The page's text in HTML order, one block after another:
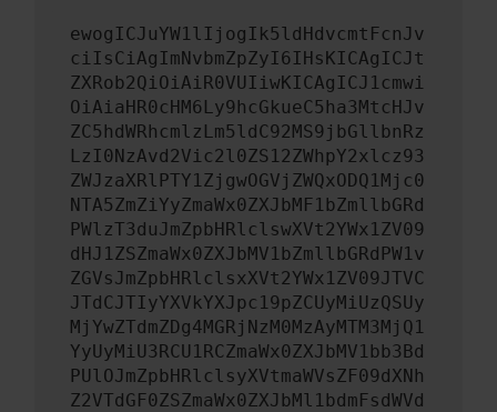
ewogICJuYW1lIjogIk5ldHdvcmtFcnJv
ciIsCiAgImNvbmZpZyI6IHsKICAgICJt
ZXRob2QiOiAiR0VUIiwKICAgICJ1cmwi
OiAiaHR0cHM6Ly9hcGkueC5ha3MtcHJv
ZC5hdWRhcmlzLm5ldC92MS9jbGllbnRz
LzI0NzAvd2Vic2l0ZS12ZWhpY2xlcz93
ZWJzaXRlPTY1ZjgwOGVjZWQxODQ1Mjc0
NTA5ZmZiYyZmaWx0ZXJbMF1bZmllbGRd
PWlzT3duJmZpbHRlclswXVt2YWx1ZV09
dHJ1ZSZmaWx0ZXJbMV1bZmllbGRdPW1v
ZGVsJmZpbHRlclsxXVt2YWx1ZV09JTVC
JTdCJTIyYXVkYXJpc19pZCUyMiUzQSUy
MjYwZTdmZDg4MGRjNzM0MzAyMTM3MjQ1
YyUyMiU3RCU1RCZmaWx0ZXJbMV1bb3Bd
PUlOJmZpbHRlclsyXVtmaWVsZF09dXNh
Z2VTdGF0ZSZmaWx0ZXJbMl1bdmFsdWVd